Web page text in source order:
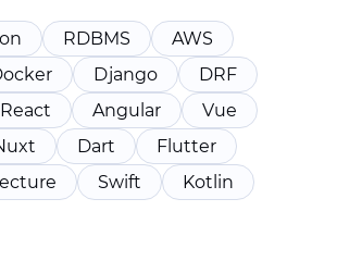
RDBMS
AWS
Django
DRF
React Angular
Vue
Dart
Flutter
Swift Kotlin